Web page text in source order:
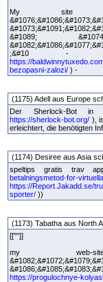
My site -
&#1089;
;&#10 -
https://
bezopasni-zalozi/ ) -
(1175) Adell aus Europe
Der Sherlock-Bot in
https://sherlock-bot.org/ ),
erleichtert, die benötigten
(1174) Desiree aus Asia
speltips gratis trav
betalningsmetod-for-
https://Report.Jakadd.se/
sporter/ ))
(1173) Tabatha aus North
[[""]]
my web-site
https://progulochnye-